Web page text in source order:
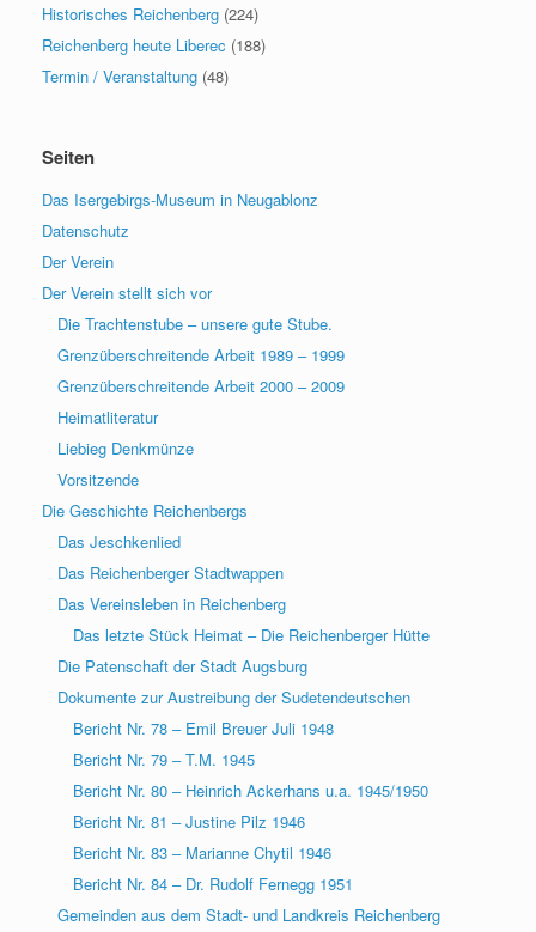
Historisches Reichenberg (224)
Reichenberg heute Liberec (188)
Termin / Veranstaltung (48)
Seiten
Das Isergebirgs-Museum in Neugablonz
Datenschutz
Der Verein
Der Verein stellt sich vor
Die Trachtenstube – unsere gute Stube.
Grenzüberschreitende Arbeit 1989 – 1999
Grenzüberschreitende Arbeit 2000 – 2009
Heimatliteratur
Liebieg Denkmünze
Vorsitzende
Die Geschichte Reichenbergs
Das Jeschkenlied
Das Reichenberger Stadtwappen
Das Vereinsleben in Reichenberg
Das letzte Stück Heimat – Die Reichenberger Hütte
Die Patenschaft der Stadt Augsburg
Dokumente zur Austreibung der Sudetendeutschen
Bericht Nr. 78 – Emil Breuer Juli 1948
Bericht Nr. 79 – T.M. 1945
Bericht Nr. 80 – Heinrich Ackerhans u.a. 1945/1950
Bericht Nr. 81 – Justine Pilz 1946
Bericht Nr. 83 – Marianne Chytil 1946
Bericht Nr. 84 – Dr. Rudolf Fernegg 1951
Gemeinden aus dem Stadt- und Landkreis Reichenberg